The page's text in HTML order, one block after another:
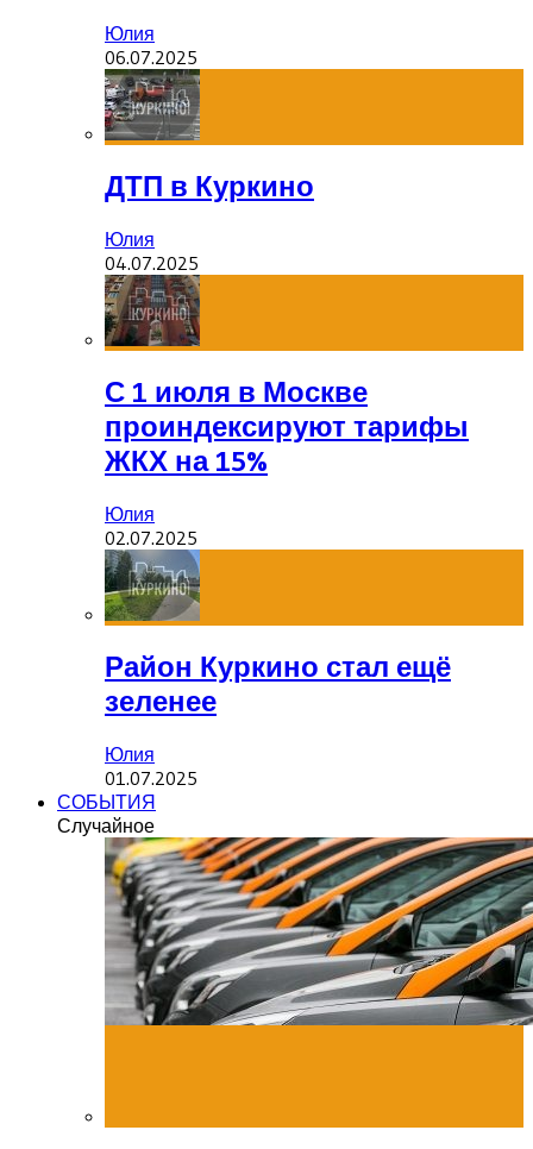
Юлия
06.07.2025
ДТП в Куркино
Юлия
04.07.2025
С 1 июля в Москве
проиндексируют тарифы
ЖКХ на 15%
Юлия
02.07.2025
Район Куркино стал ещё
зеленее
Юлия
01.07.2025
СОБЫТИЯ
Случайное